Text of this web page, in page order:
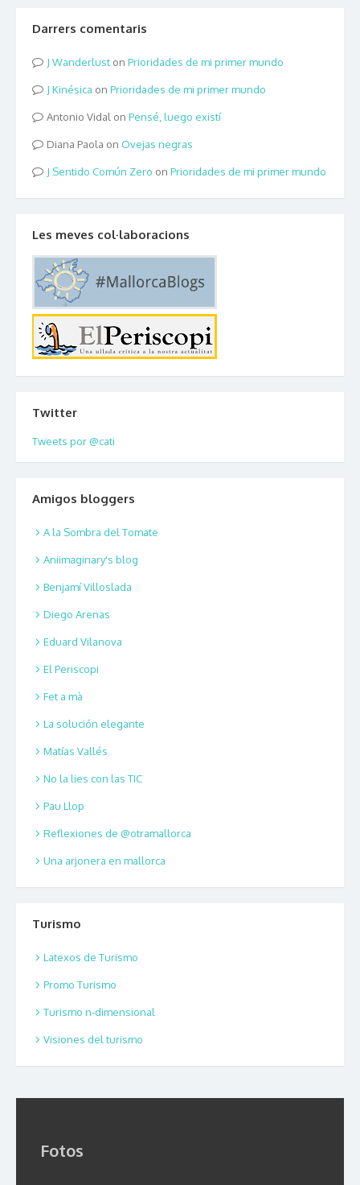
Darrers comentaris
Wanderluston Prioridades de mi primer mundo
Kinésica on Prioridades de mi primer mundo
Antonio Vidalon Pensé, luego existí
Diana Paola on Ovejas negras
Sentido Común Zero on Prioridades de mi primer mundo
Les meves col·laboracions
Twitter
Tweets por @cati
Amigos bloggers
A la Sombra del Tomate
Aniimaginary's blog
Benjamí Villoslada
Diego Arenas
Eduard Vilanova
El Periscopi
Fet a mà
La solución elegante
Matías Vallés
No la lies con las TIC
Pau Llop
Reflexiones de @otramallorca
Una arjonera en mallorca
Turismo
Latexos de Turismo
Promo Turismo
Turismo n-dimensional
Visiones del turismo
Fotos